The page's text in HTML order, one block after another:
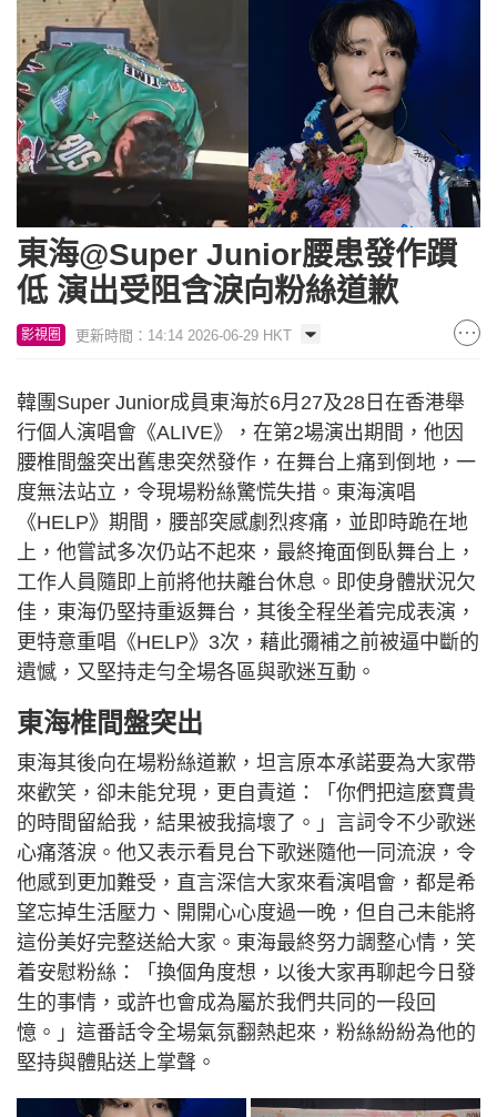
東海@Super Junior腰患發作躀
低 演出受阻含淚向粉絲道歉
影視圈 更新時間：14:14 2026-06-29 HKT
韓團Super Junior成員東海於6月27及28日在香港舉
行個人演唱會《ALIVE》，在第2場演出期間，他因
腰椎間盤突出舊患突然發作，在舞台上痛到倒地，一
度無法站立，令現場粉絲驚慌失措。東海演唱
《HELP》期間，腰部突感劇烈疼痛，並即時跪在地
上，他嘗試多次仍站不起來，最終掩面倒臥舞台上，
工作人員隨即上前將他扶離台休息。即使身體狀況欠
佳，東海仍堅持重返舞台，其後全程坐着完成表演，
更特意重唱《HELP》3次，藉此彌補之前被逼中斷的
遺憾，又堅持走勻全場各區與歌迷互動。
東海椎間盤突出
東海其後向在場粉絲道歉，坦言原本承諾要為大家帶
來歡笑，卻未能兌現，更自責道：「你們把這麼寶貴
的時間留給我，結果被我搞壞了。」言詞令不少歌迷
心痛落淚。他又表示看見台下歌迷隨他一同流淚，令
他感到更加難受，直言深信大家來看演唱會，都是希
望忘掉生活壓力、開開心心度過一晚，但自己未能將
這份美好完整送給大家。東海最終努力調整心情，笑
着安慰粉絲：「換個角度想，以後大家再聊起今日發
生的事情，或許也會成為屬於我們共同的一段回
憶。」這番話令全場氣氛翻熱起來，粉絲紛紛為他的
堅持與體貼送上掌聲。